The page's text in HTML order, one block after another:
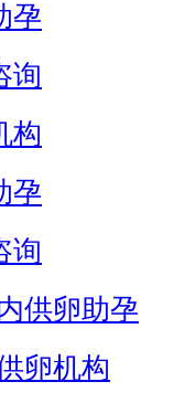
孕
询
构
孕
询
供卵助孕
卵机构